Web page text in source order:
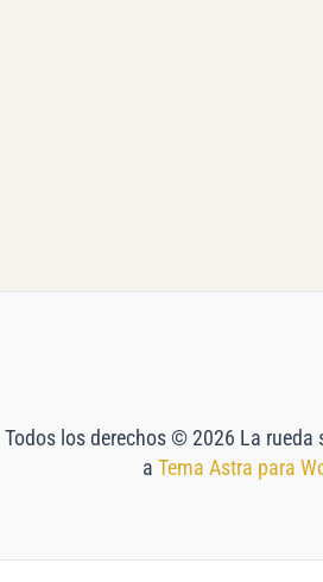
Todos los derechos © 2026 La rueda
a Tema Astra para